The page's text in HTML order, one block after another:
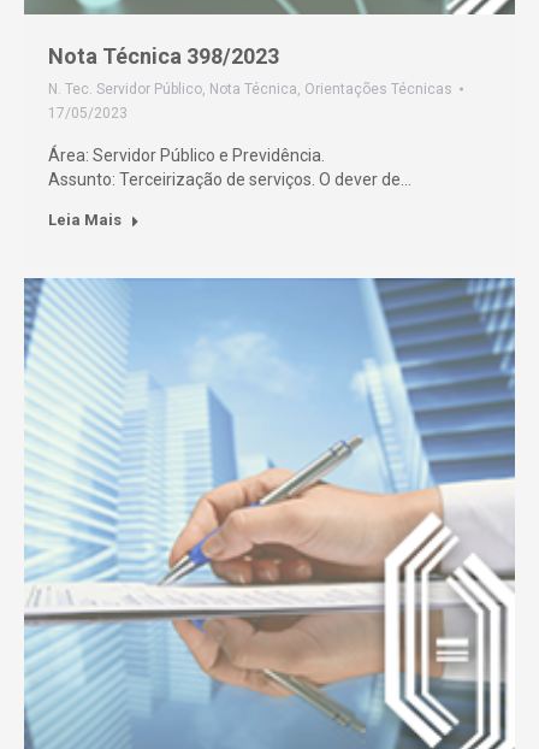
Nota Técnica 398/2023
N. Tec. Servidor Público, Nota Técnica, Orientações Técnicas
17/05/2023
Área: Servidor Público e Previdência.
Assunto: Terceirização de serviços. O dever de…
Leia Mais